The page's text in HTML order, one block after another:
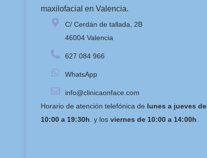
maxilofacial en Valencia.
C/ Cerdán de tallada, 2B
46004 Valencia
627 084 966
WhatsApp
info@clinicaonface.com
Horario de atención telefónica de lunes a jueves de
10:00 a 19:30h . y los viernes de 10:00 a 14:00h